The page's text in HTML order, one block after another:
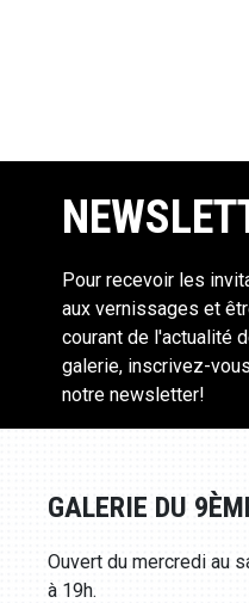
Pour recevoir les
aux vernissages et
courant de l'actualité
galerie, inscrivez-
notre newsletter!
GALERIE DU
Ouvert du mercredi au
à 19h.